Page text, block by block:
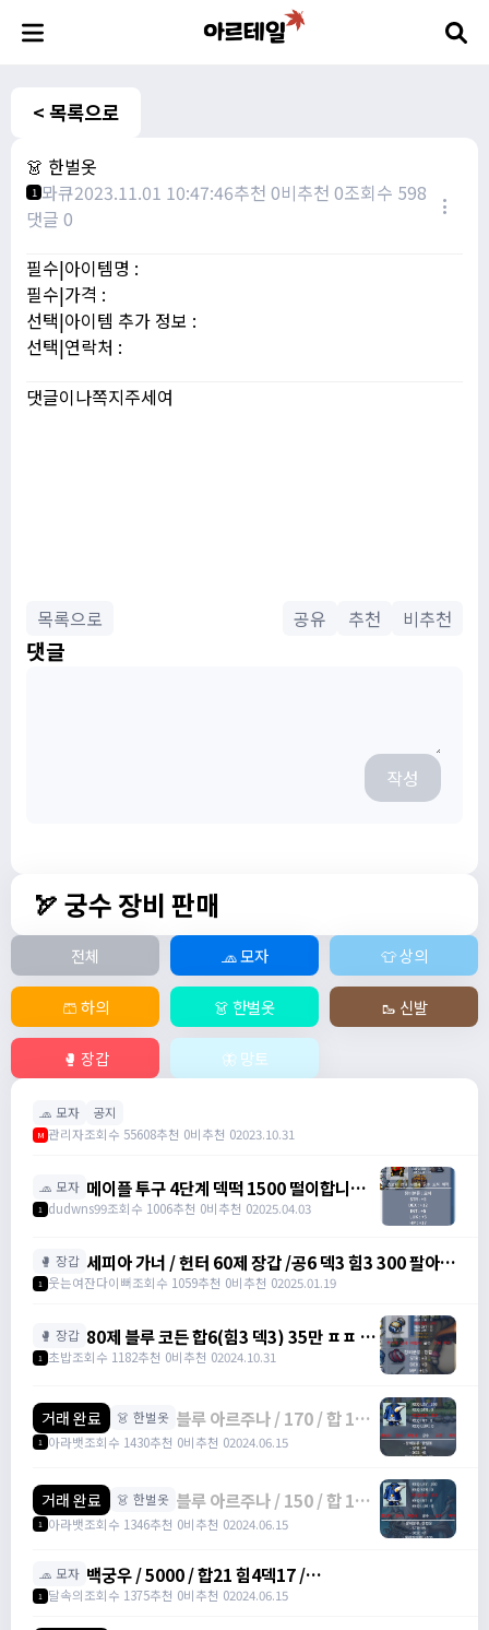
< 목록으로
👗 한벌옷
1 뫄큐2023.11.01 10:47:46추천 0비추천 0조회수 598
댓글 0
필수|아이템명 :
필수|가격 :
선택|아이템 추가 정보 :
선택|연락처 :
댓글이나쪽지주세여
목록으로 공유 추천 비추천
댓글
작성
🏹 궁수 장비 판매
전체 🧢 모자 👕 상의
🩳 하의 👗 한벌옷 🥾 신발
🥊 장갑 🦋 망토
🧢 모자 공지
M 관리자조회수 55608추천 0비추천 02023.10.31
🧢 모자 메이플 투구 4단계 덱떡 1500 떨이합니다
@@ / 1500 /
https://open.kakao.com/o/gHP3Pfph
https://open.kakao.com/o/gHP3Pfph
1 dudwns99조회수 1006추천 0비추천 02025.04.03
🥊 장갑 세피아 가너 / 헌터 60제 장갑 /공6 덱3 힘3 300 팔아요
/ 300 / https://open.kakao.com/o/sudvnjbh
1 웃는여잔다이뻐조회수 1059추천 0비추천 02025.01.19
🥊 장갑 80제 블루 코든 합6(힘3 덱3) 35만 ㅍㅍ (2
개 보유 중) / 35만 / 디스코드 :
1 초밥조회수 1182추천 0비추천 02024.10.31
거래 완료 👗 한벌옷 블루 아르주나 / 170 / 합 12,
힘 4, 덱 8 / 오픈카톡
1 아라뱃조회수 1430추천 0비추천 02024.06.15
거래 완료 👗 한벌옷 블루 아르주나 / 150 / 합 12,
덱 7, 힘 5 / 오픈카톡
1 아라뱃조회수 1346추천 0비추천 02024.06.15
🧢 모자 백궁우 / 5000 / 합21 힘4덱17 /
https://open.kakao.com/o/sUYHuOGf
1 달속의조회수 1375추천 0비추천 02024.06.15